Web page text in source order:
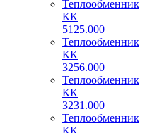
Теплообменник
КК
5125.000
Теплообменник
КК
3256.000
Теплообменник
КК
3231.000
Теплообменник